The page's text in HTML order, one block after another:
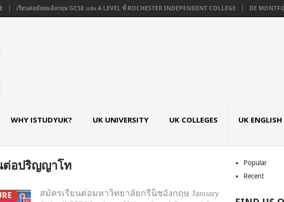
เรียนต่อมัธยมอังกฤษ GCSE และ A LEVEL ที่ ROCHESTER INDEPENDENT COLLEGE DE
WHY ISTUDYUK? UK UNIVERSITY UK COLLEGES UK
ต่อปริญญาโท
สมัครเรียนต่อมหาวิทยาลัยกรีนิชอังกฤษ January
Popular
Recent